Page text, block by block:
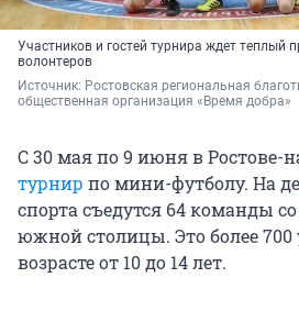
Участников и гостей турнира ждет теплый
волонтеров
Источник: Ростовская региональная
общественная организация «Время добра»
С 30 мая по 9 июня в Ростове-
турнир по мини-футболу. На
спорта съедутся 64 команды
южной столицы. Это более 700
возрасте от 10 до 14 лет.